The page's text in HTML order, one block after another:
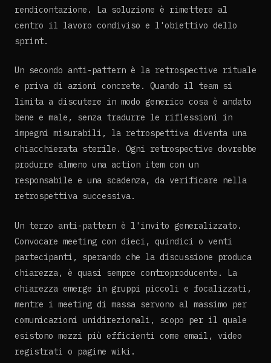
rendicontazione. La soluzione è rimettere al
centro il lavoro condiviso e l'obiettivo dello
sprint.
Un secondo anti-pattern è la retrospective rituale
e priva di azioni concrete. Quando il team si
limita a discutere in modo generico cosa è andato
bene e male, senza tradurre le riflessioni in
impegni misurabili, la retrospettiva diventa una
chiacchierata sterile. Ogni retrospective dovrebbe
produrre almeno una action item con un
responsabile e una scadenza, da verificare nella
retrospettiva successiva.
Un terzo anti-pattern è l'invito generalizzato.
Convocare meeting con dieci, quindici o venti
partecipanti, sperando che la discussione produca
chiarezza, è quasi sempre controproducente. La
chiarezza emerge in gruppi piccoli e focalizzati,
mentre i meeting di massa servono al massimo per
comunicazioni unidirezionali, scopo per il quale
esistono mezzi più efficienti come email, video
registrati o pagine wiki.